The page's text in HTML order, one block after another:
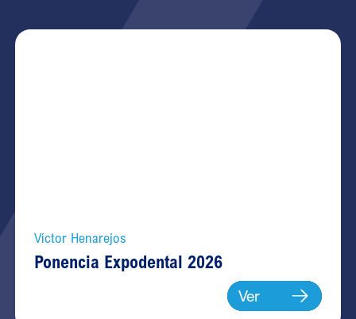
Víctor Henarejos
Ponencia Expodental 2026
Ver